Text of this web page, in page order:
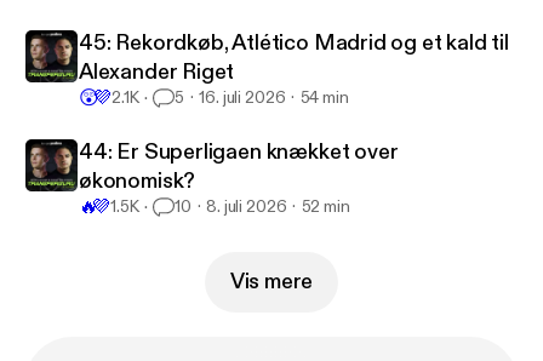
45: Rekordkøb, Atlético Madrid og et kald til
Alexander Riget
😲💜2.1K 5 16. juli 2026 54 min
44: Er Superligaen knækket over
økonomisk?
🔥💜1.5K 10 8. juli 2026 52 min
Vis mere